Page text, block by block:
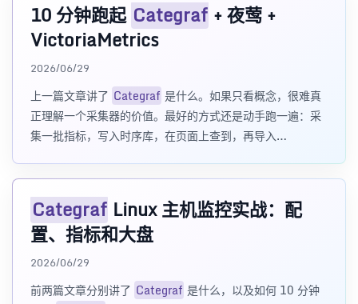
10 分钟跑起 Categraf + 夜莺 +
VictoriaMetrics
2026/06/29
上一篇文章讲了 Categraf 是什么。如果只看概念，很难真
正理解一个采集器的价值。最好的方式还是动手跑一遍：采
集一批指标，写入时序库，在页面上查到，再导入
Categraf Linux 主机监控实战：配
置、指标和大盘
2026/06/29
前两篇文章分别讲了 Categraf 是什么，以及如何 10 分钟